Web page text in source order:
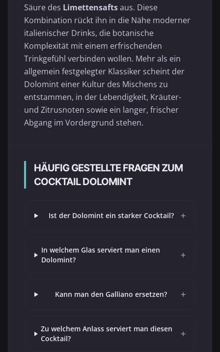
Säure des Limettensaftsaus. Diese
Kombination rückt ihn in die Nähe moderner
italienischer Drinks, die botanische
Komplexität mit einem erfrischenden
Trinkgefühl verbinden wollen. Mehr als ein
allgemein festgelegter Klassiker scheint der
Dolomint einer Kultur des Mischens zu
entstammen, in der Lebendigkeit, Kräuter-
und Zitrusnoten sowie ein langer, frischer
Abgang im Vordergrund stehen.
HÄUFIG GESTELLTE FRAGEN ZUM
COCKTAIL DOLOMINT
Ist der Dolomint ein starker Cocktail? +
In welchem Glas serviert man einen
Dolomint?
+
Kann man den Galliano ersetzen? +
Zu welchem Anlass serviert man diesen
Cocktail?
+